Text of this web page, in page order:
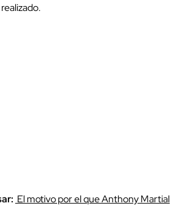
El motivo por el que Anthony Martial